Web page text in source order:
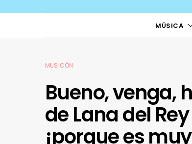
MÚSICA
MUSICÓN
Bueno, venga,
de Lana del
¡porque es